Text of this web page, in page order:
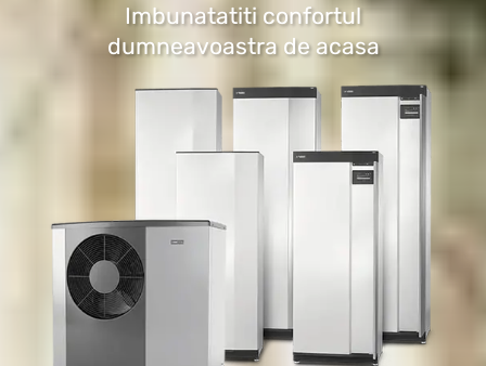
Imbunatatiti confortul
dumneavoastra de acasa